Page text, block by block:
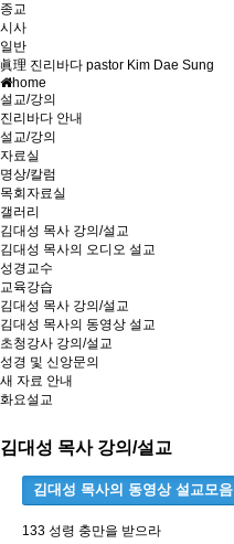
종교
시사
일반
眞理 진리바다 pastor Kim Dae Sung
home
설교/강의
진리바다 안내
설교/강의
자료실
명상/칼럼
목회자료실
갤러리
김대성 목사 강의/설교
김대성 목사의 오디오 설교
성경교수
교육강습
김대성 목사 강의/설교
김대성 목사의 동영상 설교
초청강사 강의/설교
성경 및 신앙문의
새 자료 안내
화요설교
김대성 목사 강의/설교
김대성 목사의 동영상 설교모음
133 성령 충만을 받으라